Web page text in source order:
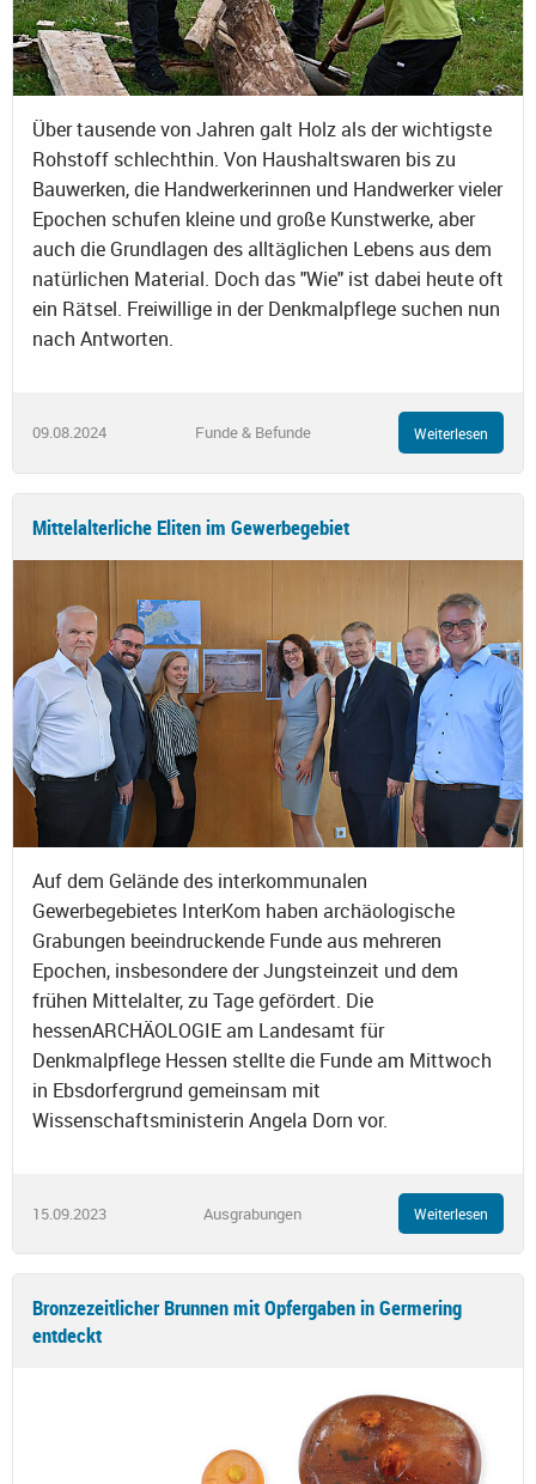
Über tausende von Jahren galt Holz als der wichtigste
Rohstoff schlechthin. Von Haushaltswaren bis zu
Bauwerken, die Handwerkerinnen und Handwerker vieler
Epochen schufen kleine und große Kunstwerke, aber
auch die Grundlagen des alltäglichen Lebens aus dem
natürlichen Material. Doch das "Wie" ist dabei heute oft
ein Rätsel. Freiwillige in der Denkmalpflege suchen nun
nach Antworten.
09.08.2024 Funde & Befunde Weiterlesen
Mittelalterliche Eliten im Gewerbegebiet
Auf dem Gelände des interkommunalen
Gewerbegebietes InterKom haben archäologische
Grabungen beeindruckende Funde aus mehreren
Epochen, insbesondere der Jungsteinzeit und dem
frühen Mittelalter, zu Tage gefördert. Die
hessenARCHÄOLOGIE am Landesamt für
Denkmalpflege Hessen stellte die Funde am Mittwoch
in Ebsdorfergrund gemeinsam mit
Wissenschaftsministerin Angela Dorn vor.
15.09.2023 Ausgrabungen Weiterlesen
Bronzezeitlicher Brunnen mit Opfergaben in Germering
entdeckt